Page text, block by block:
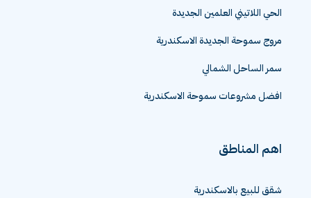
الحي اللاتيني العلمين الجديدة
مروج سموحة الجديدة الاسكندرية
سمر الساحل الشمالي
افضل مشروعات سموحة الاسكندرية
اهم المناطق
شقق للبيع بالاسكندرية